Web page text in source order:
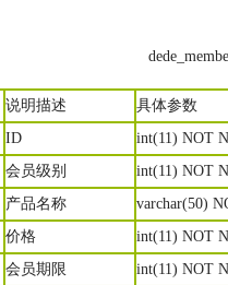
说明描述
具体参数
ID
int(11) NOT
会员级别
int(11) NOT
产品名称
varchar(50)
价格
int(11) NOT
会员期限
int(11) NOT